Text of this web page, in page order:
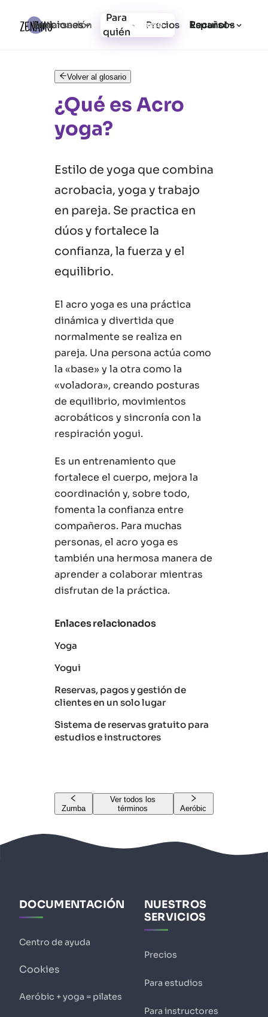
Funciones
Para
quién
Precios Recursos
Iniciar sesión Registrarse Español
Volver al glosario
¿Qué es Acro
yoga?
Estilo de yoga que combina
acrobacia, yoga y trabajo
en pareja. Se practica en
dúos y fortalece la
confianza, la fuerza y el
equilibrio.
El acro yoga es una práctica
dinámica y divertida que
normalmente se realiza en
pareja. Una persona actúa como
la «base» y la otra como la
«voladora», creando posturas
de equilibrio, movimientos
acrobáticos y sincronía con la
respiración yogui.
Es un entrenamiento que
fortalece el cuerpo, mejora la
coordinación y, sobre todo,
fomenta la confianza entre
compañeros. Para muchas
personas, el acro yoga es
también una hermosa manera de
aprender a colaborar mientras
disfrutan de la práctica.
Enlaces relacionados
Yoga
Yogui
Reservas, pagos y gestión de
clientes en un solo lugar
Sistema de reservas gratuito para
estudios e instructores
Zumba
Ver todos los
términos
Aeróbic
DOCUMENTACIÓN
Centro de ayuda
Cookies
Aeróbic + yoga = pilates
NUESTROS
SERVICIOS
Precios
Para estudios
Para instructores